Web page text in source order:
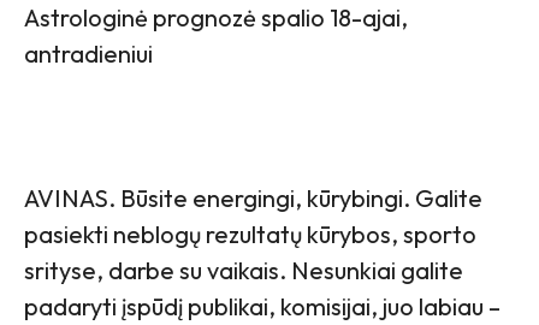
Astrologinė prognozė spalio 18-ajai,
antradieniui
AVINAS. Būsite energingi, kūrybingi. Galite
pasiekti neblogų rezultatų kūrybos, sporto
srityse, darbe su vaikais. Nesunkiai galite
padaryti įspūdį publikai, komisijai, juo labiau –